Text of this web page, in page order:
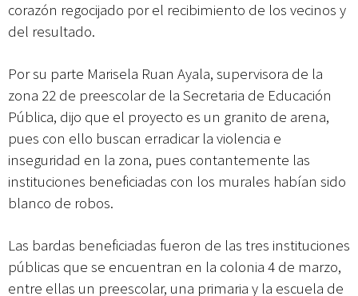
corazón regocijado por el recibimiento de los vecinos y
del resultado.
Por su parte Marisela Ruan Ayala, supervisora de la
zona 22 de preescolar de la Secretaria de Educación
Pública, dijo que el proyecto es un granito de arena,
pues con ello buscan erradicar la violencia e
inseguridad en la zona, pues contantemente las
instituciones beneficiadas con los murales habían sido
blanco de robos.
Las bardas beneficiadas fueron de las tres instituciones
públicas que se encuentran en la colonia 4 de marzo,
entre ellas un preescolar, una primaria y la escuela de